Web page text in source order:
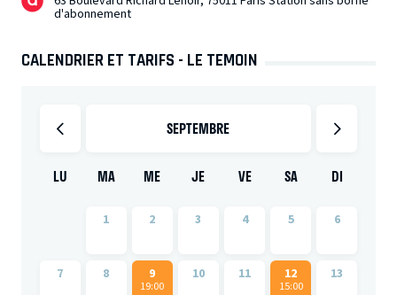
d'abonnement
CALENDRIER ET TARIFS - LE TEMOIN
SEPTEMBRE
LU MA ME JE VE SA DI
1 2 3 4 5 6
7 8 9
19:00
10 11 12
15:00
13